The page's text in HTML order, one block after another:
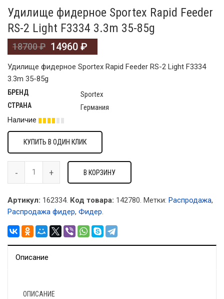
Удилище фидерное Sportex Rapid Feeder
RS-2 Light F3334 3.3m 35-85g
18700₽ 14960 ₽
Удилище фидерное Sportex Rapid Feeder RS-2 Light F3334
3.3m 35-85g
БРЕНД Sportex
СТРАНА
Германия
Наличие
КУПИТЬ В ОДИН КЛИК
В КОРЗИНУ
Артикул: 162334. Код товара: 142780. Метки: Распродажа,
Распродажа фидер, Фидер.
Описание
ОПИСАНИЕ